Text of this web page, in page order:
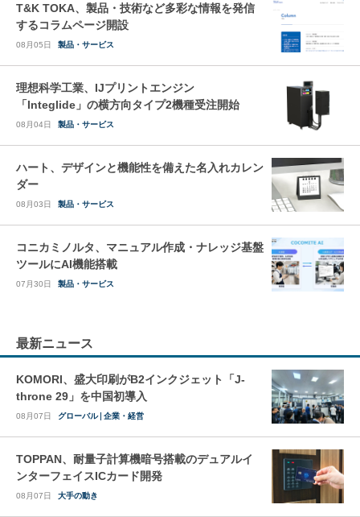
T&K TOKA、製品・技術など多彩な情報を発信
するコラムページ開設
08月05日 製品・サービス
理想科学工業、IJプリントエンジン
「Integlide」の横方向タイプ2機種受注開始
08月04日 製品・サービス
ハート、デザインと機能性を備えた名入れカレン
ダー
08月03日 製品・サービス
コニカミノルタ、マニュアル作成・ナレッジ基盤
ツールにAI機能搭載
07月30日 製品・サービス
最新ニュース
KOMORI、盛大印刷がB2インクジェット「J-
throne 29」を中国初導入
08月07日 グローバル 企業・経営
TOPPAN、耐量子計算機暗号搭載のデュアルイ
ンターフェイスICカード開発
08月07日 大手の動き